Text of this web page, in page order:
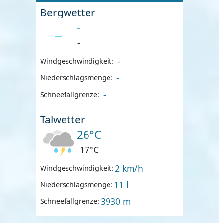
Bergwetter
-
-
Windgeschwindigkeit: -
Niederschlagsmenge: -
Schneefallgrenze: -
Talwetter
26°C
17°C
Windgeschwindigkeit: 2 km/h
Niederschlagsmenge: 11 l
Schneefallgrenze: 3930 m